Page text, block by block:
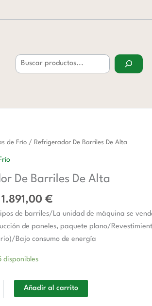
de Frío / Refrigerador De Barriles De Alta
De Barriles De Alta
El
precio
era:
2.714,00 €.
1.891,00€
El
es:
de barriles/La unidad de máquina se
de paneles, paquete plano/
Bajo consumo de energía
disponibles
Añadir al carrito